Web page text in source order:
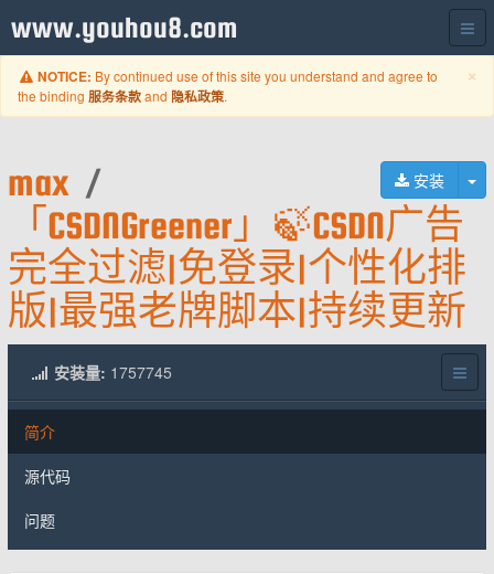
www.youhou8.com
×
NOTICE: By continued use of this site you understand and agree to
the binding 服务条款and 隐私政策.
安装
max /
「CSDNGreener」🍃CSDN广告
完全过滤|免登录|个性化排
版|最强老牌脚本|持续更新
安装量: 1757745
简介
源代码
问题